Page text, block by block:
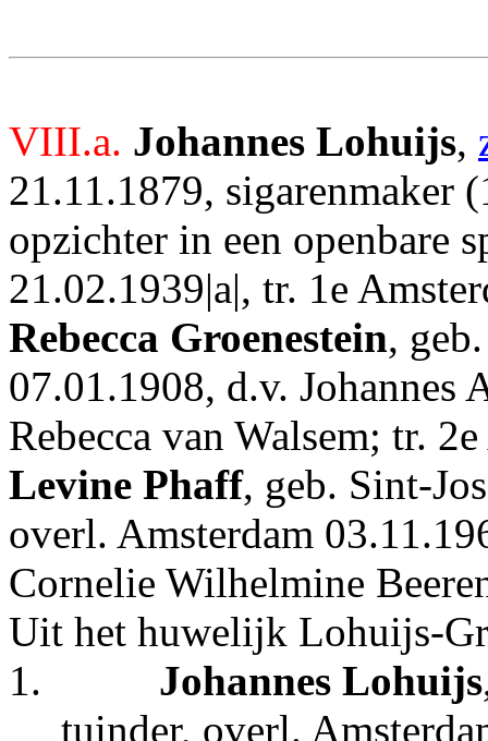
VIII.a. Johannes Lohuijs,
21.11.1879, sigarenmaker
opzichter in een openbare
21.02.1939|a|, tr. 1e
Rebecca Groenestein,
07.01.1908, d.v. Johannes
Rebecca van Walsem; tr.
Levine Phaff, geb. Sint-
overl. Amsterdam
Cornelie Wilhelmine
Uit het huwelijk Lohuijs-
1.
Johannes Lohuijs
tuinder, overl.